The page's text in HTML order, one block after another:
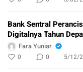
Bank Sentral
Digitalnya Tahun
Fara Yuniar
0 0 5/12/